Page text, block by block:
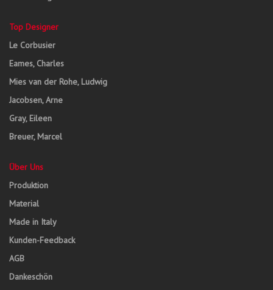
Top Designer
Le Corbusier
Eames, Charles
Mies van der Rohe, Ludwig
Jacobsen, Arne
Gray, Eileen
Breuer, Marcel
Über Uns
Produktion
Material
Made in Italy
Kunden-Feedback
AGB
Dankeschön